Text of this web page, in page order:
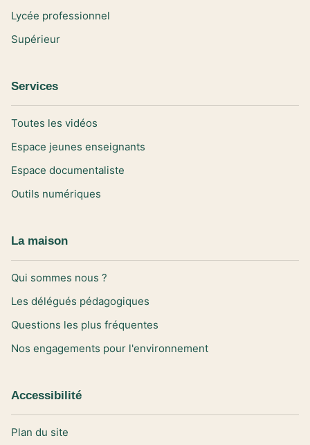
Lycée professionnel
Supérieur
Services
Toutes les vidéos
Espace jeunes enseignants
Espace documentaliste
Outils numériques
La maison
Qui sommes nous ?
Les délégués pédagogiques
Questions les plus fréquentes
Nos engagements pour l'environnement
Accessibilité
Plan du site